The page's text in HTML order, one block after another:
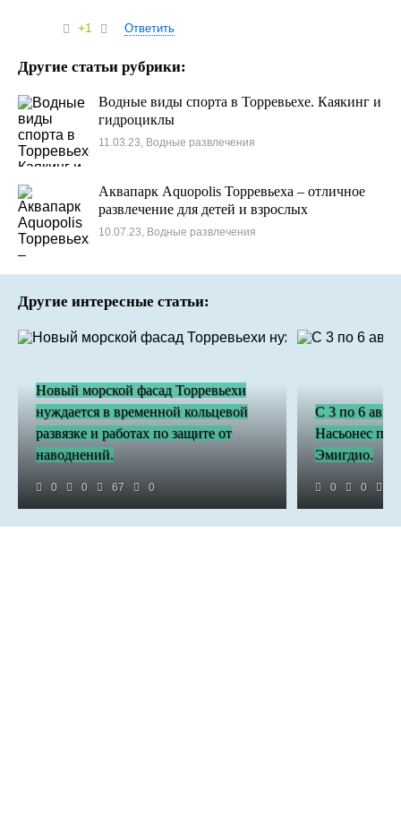
+1 Ответить
Другие статьи рубрики:
Водные виды спорта в Торревьехе. Каякинг и
гидроциклы
11.03.23, Водные развлечения
Аквапарк Aquopolis Торревьеха – отличное
развлечение для детей и взрослых
10.07.23, Водные развлечения
Другие интересные статьи:
Новый морской фасад Торревьехи
нуждается в временной кольцевой
развязке и работах по защите от
наводнений.
0 0 67 0
С 3 по 6
Насьонес
Эмигдио.
0 0